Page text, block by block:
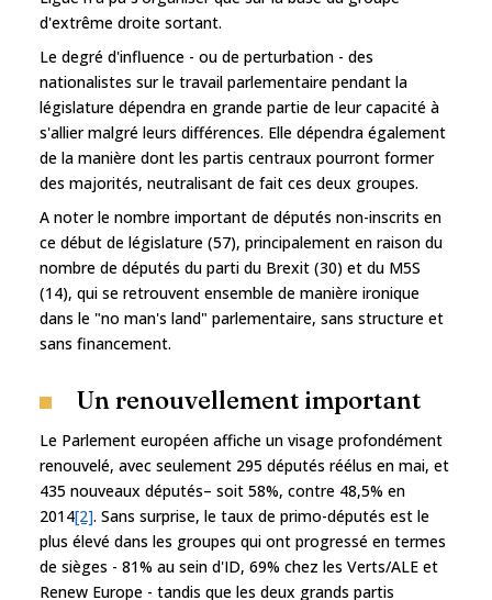
d'extrême droite sortant.
Le degré d'influence - ou de perturbation - des
nationalistes sur le travail parlementaire pendant la
législature dépendra en grande partie de leur capacité à
s'allier malgré leurs différences. Elle dépendra également
de la manière dont les partis centraux pourront former
des majorités, neutralisant de fait ces deux groupes.
A noter le nombre important de députés non-inscrits en
ce début de législature (57), principalement en raison du
nombre de députés du parti du Brexit (30) et du M5S
(14), qui se retrouvent ensemble de manière ironique
dans le "no man's land" parlementaire, sans structure et
sans financement.
Un renouvellement important
Le Parlement européen affiche un visage profondément
renouvelé, avec seulement 295 députés réélus en mai, et
435 nouveaux députés– soit 58%, contre 48,5% en
2014[2]. Sans surprise, le taux de primo-députés est le
plus élevé dans les groupes qui ont progressé en termes
de sièges - 81% au sein d'ID, 69% chez les Verts/ALE et
Renew Europe - tandis que les deux grands partis